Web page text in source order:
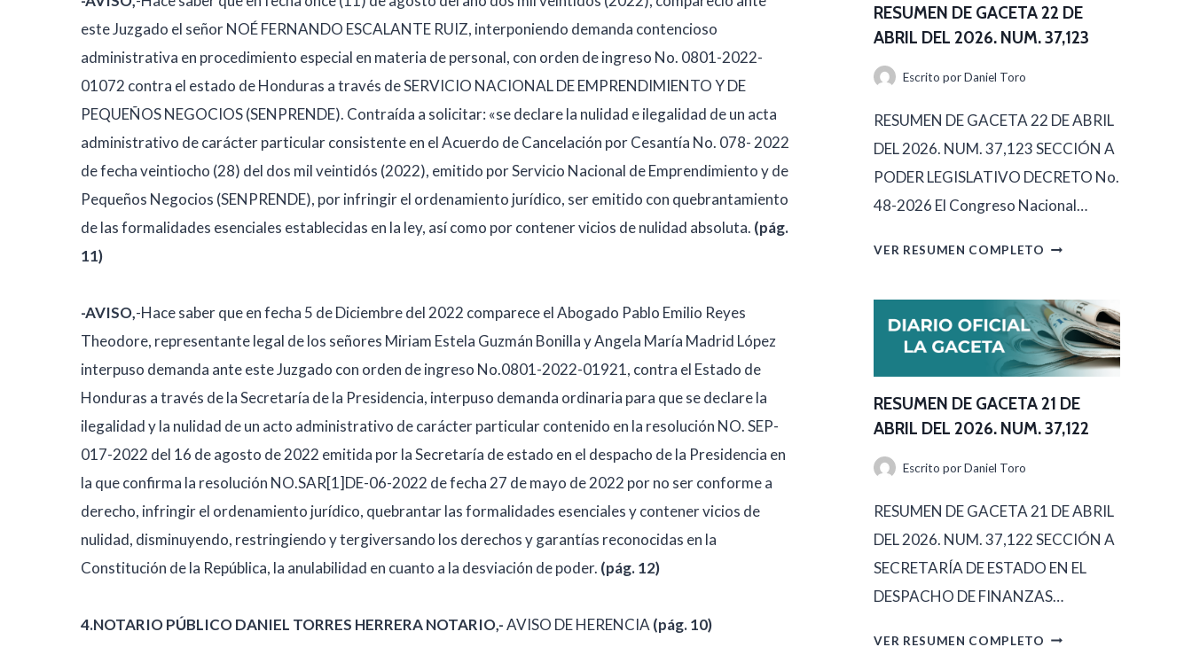
este Juzgado el señor NOÉ FERNANDO ESCALANTE RUIZ, interponiendo demanda contencioso
administrativa en procedimiento especial en materia de personal, con orden de ingreso No. 0801-2022-
01072 contra el estado de Honduras a través de SERVICIO NACIONAL DE EMPRENDIMIENTO Y DE
PEQUEÑOS NEGOCIOS (SENPRENDE). Contraída a solicitar: «se declare la nulidad e ilegalidad de un acta
administrativo de carácter particular consistente en el Acuerdo de Cancelación por Cesantía No. 078- 2022
de fecha veintiocho (28) del dos mil veintidós (2022), emitido por Servicio Nacional de Emprendimiento y de
Pequeños Negocios (SENPRENDE), por infringir el ordenamiento jurídico, ser emitido con quebrantamiento
de las formalidades esenciales establecidas en la ley, así como por contener vicios de nulidad absoluta. (pág.
11)
-AVISO,-Hace saber que en fecha 5 de Diciembre del 2022 comparece el Abogado Pablo Emilio Reyes
Theodore, representante legal de los señores Miriam Estela Guzmán Bonilla y Angela María Madrid López
interpuso demanda ante este Juzgado con orden de ingreso No.0801-2022-01921, contra el Estado de
Honduras a través de la Secretaría de la Presidencia, interpuso demanda ordinaria para que se declare la
ilegalidad y la nulidad de un acto administrativo de carácter particular contenido en la resolución NO. SEP-
017-2022 del 16 de agosto de 2022 emitida por la Secretaría de estado en el despacho de la Presidencia en
la que confirma la resolución NO.SAR[1]DE-06-2022 de fecha 27 de mayo de 2022 por no ser conforme a
derecho, infringir el ordenamiento jurídico, quebrantar las formalidades esenciales y contener vicios de
nulidad, disminuyendo, restringiendo y tergiversando los derechos y garantías reconocidas en la
Constitución de la República, la anulabilidad en cuanto a la desviación de poder. (pág. 12)
4.NOTARIO PÚBLICO DANIEL TORRES HERRERA NOTARIO,-AVISO DE HERENCIA (pág. 10)
G
A
C
E
A
3
D
E
A
B
L
D
E
L
RESUMEN DE GACETA 22 DE
ABRIL DEL 2026. NUM. 37,123
Escrito por Daniel Toro
RESUMEN DE GACETA 22 DE ABRIL
DEL 2026. NUM. 37,123 SECCIÓN A
PODER LEGISLATIVO DECRETO No.
48-2026 El Congreso Nacional…
VER RESUMEN COMPLETO R
S
U
M
G
A
C
E
A
RESUMEN DE GACETA 21 DE
ABRIL DEL 2026. NUM. 37,122
Escrito por Daniel Toro
RESUMEN DE GACETA 21 DE ABRIL
DEL 2026. NUM. 37,122 SECCIÓN A
SECRETARÍA DE ESTADO EN EL
DESPACHO DE FINANZAS…
VER RESUMEN COMPLETO R